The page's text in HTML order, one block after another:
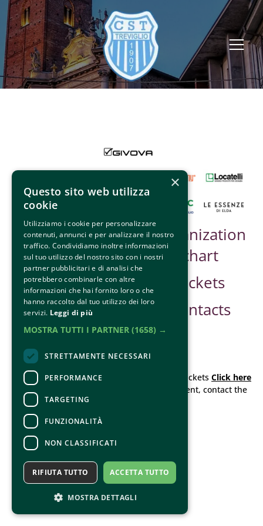
Partner &
Sponsor
Organization
chart
Safe Guarding
Tickets
Contacts
CONTACTS
For information and support in purchasing tickets Click here
For information on the program and the event, contact the
Accessibility statement
×
Questo sito web utilizza
cookie
Utilizziamo i cookie per personalizzare
contenuti, annunci e per analizzare il nostro
traffico. Condividiamo inoltre informazioni
sul tuo utilizzo del nostro sito con i nostri
partner pubblicitari e di analisi che
potrebbero combinarle con altre
informazioni che hai fornito loro o che
hanno raccolto dal tuo utilizzo dei loro
servizi. Leggi di più
MOSTRA TUTTI I PARTNER (1658) →
STRETTAMENTE NECESSARI
PERFORMANCE
TARGETING
FUNZIONALITÀ
NON CLASSIFICATI
ACCETTA TUTTO
RIFIUTA TUTTO
MOSTRA DETTAGLI